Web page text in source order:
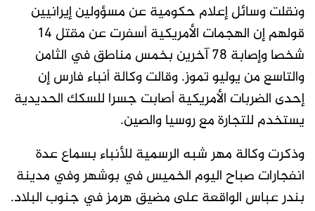
ونقلت ⁠وسائل إعلام حكومية عن مسؤولين إيرانيين
قولهم إن الهجمات الأمريكية أسفرت عن مقتل 14
شخصا وإصابة 78 آخرين بخمس مناطق في الثامن
والتاسع من يوليو تموز. وقالت وكالة أنباء فارس إن
إحدى الضربات الأمريكية ​أصابت جسرا للسكك الحديدية
يستخدم للتجارة مع روسيا والصين.
وذكرت وكالة مهر شبه الرسمية للأنباء بسماع عدة
انفجارات صباح اليوم الخميس في بوشهر وفي مدينة
بندر عباس الواقعة على مضيق هرمز في جنوب البلاد.